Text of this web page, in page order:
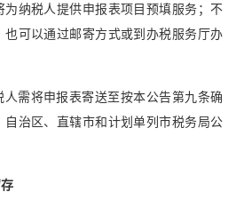
为纳税人提供申报表项目预填服务；不
也可以通过邮寄方式或到办税服务厅办
需将申报表寄送至按本公告第九条确
自治区、直辖市和计划单列市税务局公